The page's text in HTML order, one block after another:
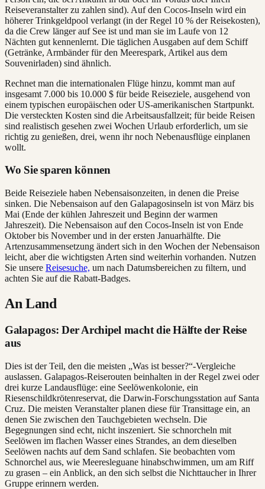
Reiseveranstalter zu zahlen sind). Auf den Cocos-Inseln wird ein
höherer Trinkgeldpool verlangt (in der Regel 10 % der Reisekosten),
da die Crew länger auf See ist und man sie im Laufe von 12
Nächten gut kennenlernt. Die täglichen Ausgaben auf dem Schiff
(Getränke, Armbänder für den Meerespark, Artikel aus dem
Souvenirladen) sind ähnlich.
Rechnet man die internationalen Flüge hinzu, kommt man auf
insgesamt 7.000 bis 10.000 $ für beide Reiseziele, ausgehend von
einem typischen europäischen oder US-amerikanischen Startpunkt.
Die versteckten Kosten sind die Arbeitsausfallzeit; für beide Reisen
sind realistisch gesehen zwei Wochen Urlaub erforderlich, um sie
richtig zu genießen, drei, wenn ihr noch Nebenausflüge einplanen
wollt.
Wo Sie sparen können
Beide Reiseziele haben Nebensaisonzeiten, in denen die Preise
sinken. Die Nebensaison auf den Galapagosinseln ist von März bis
Mai (Ende der kühlen Jahreszeit und Beginn der warmen
Jahreszeit). Die Nebensaison auf den Cocos-Inseln ist von Ende
Oktober bis November und in der ersten Januarhälfte. Die
Artenzusammensetzung ändert sich in den Wochen der Nebensaison
leicht, aber die wichtigsten Arten sind weiterhin vorhanden. Nutzen
Sie unsere Reisesuche, um nach Datumsbereichen zu filtern, und
achten Sie auf die Rabatt-Badges.
An Land
Galapagos: Der Archipel macht die Hälfte der Reise
aus
Dies ist der Teil, den die meisten „Was ist besser?“-Vergleiche
auslassen. Galapagos-Reiserouten beinhalten in der Regel zwei oder
drei kurze Landausflüge: eine Seelöwenkolonie, ein
Riesenschildkrötenreservat, die Darwin-Forschungsstation auf Santa
Cruz. Die meisten Veranstalter planen diese für Transittage ein, an
denen Sie zwischen den Tauchgebieten wechseln. Die
Begegnungen sind echt, nicht inszeniert. Sie schnorcheln mit
Seelöwen im flachen Wasser eines Strandes, an dem dieselben
Seelöwen nachts auf dem Sand schlafen. Sie beobachten vom
Schnorchel aus, wie Meeresleguane hinabschwimmen, um am Riff
zu grasen – ein Anblick, an den sich selbst die Nichttaucher in Ihrer
Gruppe erinnern werden.